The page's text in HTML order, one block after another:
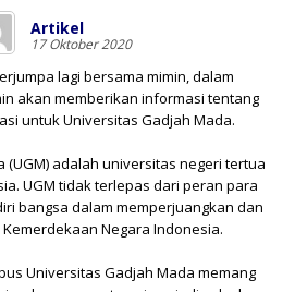
Artikel
17 Oktober 2020
lagi bersama mimin, dalam
akan memberikan informasi tentang
untukUniversitas Gadjah Mada.
(UGM) adalah universitas negeri tertua
UGM tidak terlepas dari peran para
bangsa dalam memperjuangkan dan
Negara Indonesia.
Universitas Gadjah Mada memang